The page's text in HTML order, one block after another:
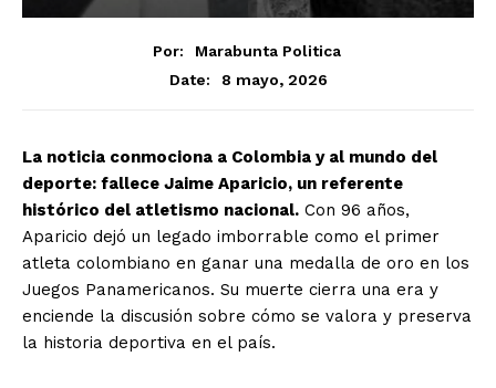
Por:
Marabunta Politica
Date:
8 mayo, 2026
La noticia conmociona a Colombia y al mundo del
deporte: fallece Jaime Aparicio, un referente
histórico del atletismo nacional. Con 96 años,
Aparicio dejó un legado imborrable como el primer
atleta colombiano en ganar una medalla de oro en los
Juegos Panamericanos. Su muerte cierra una era y
enciende la discusión sobre cómo se valora y preserva
la historia deportiva en el país.